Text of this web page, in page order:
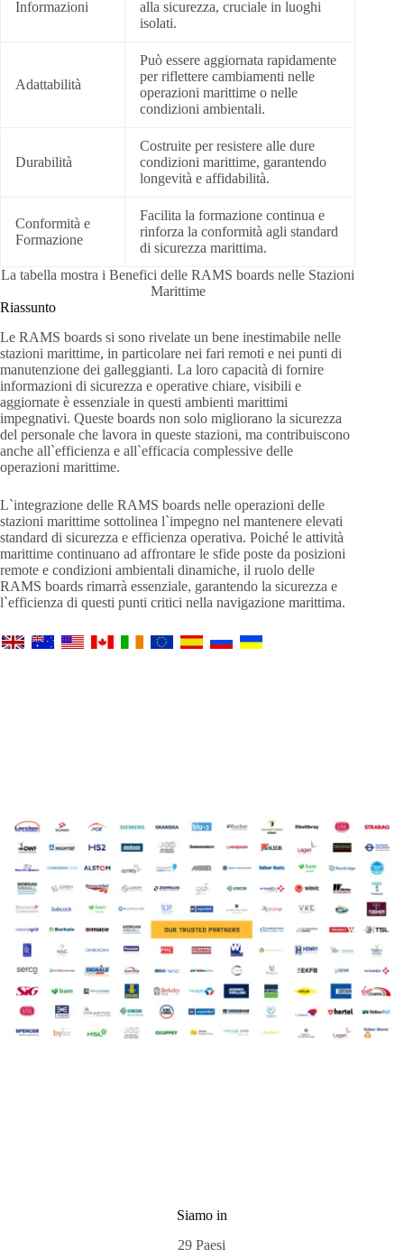
Informazioni
alla sicurezza, cruciale in luoghi
isolati.
Adattabilità
Può essere aggiornata rapidamente
per riflettere cambiamenti nelle
operazioni marittime o nelle
condizioni ambientali.
Durabilità
Costruite per resistere alle dure
condizioni marittime, garantendo
longevità e affidabilità.
Conformità e
Formazione
Facilita la formazione continua e
rinforza la conformità agli standard
di sicurezza marittima.
La tabella mostra i Benefici delle RAMS boards nelle Stazioni
Marittime
Riassunto
Le RAMS boards si sono rivelate un bene inestimabile nelle
stazioni marittime, in particolare nei fari remoti e nei punti di
manutenzione dei galleggianti. La loro capacità di fornire
informazioni di sicurezza e operative chiare, visibili e
aggiornate è essenziale in questi ambienti marittimi
impegnativi. Queste boards non solo migliorano la sicurezza
del personale che lavora in queste stazioni, ma contribuiscono
anche all`efficienza e all`efficacia complessive delle
operazioni marittime.
L`integrazione delle RAMS boards nelle operazioni delle
stazioni marittime sottolinea l`impegno nel mantenere elevati
standard di sicurezza e efficienza operativa. Poiché le attività
marittime continuano ad affrontare le sfide poste da posizioni
remote e condizioni ambientali dinamiche, il ruolo delle
RAMS boards rimarrà essenziale, garantendo la sicurezza e
l`efficienza di questi punti critici nella navigazione marittima.
Siamo in
29 Paesi